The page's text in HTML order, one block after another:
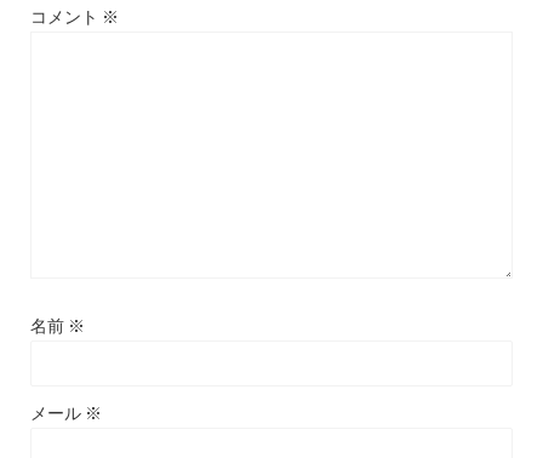
コメント ※
名前 ※
メール ※